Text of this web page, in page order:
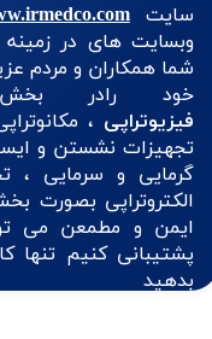
سایت
وبسایت های در
شما همکاران و مردم
خود رادر
فیزیوتراپی ،
تجهیزات نشستن و
گرمایی و سرمایی ،
الکتروتراپی بصورت
ایمن و مطمعن می
پشتیبانی کنیم تنها
بدهید